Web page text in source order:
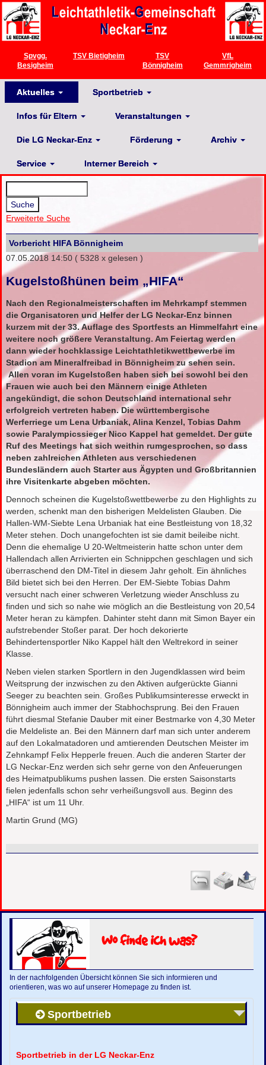
Spvgg.
Besigheim
TSV Bietigheim
TSV
Bönnigheim
VfL
Gemmrigheim
Aktuelles Sportbetrieb
Infos für Eltern Veranstaltungen
Die LG Neckar-Enz Förderung Archiv
Service Interner Bereich
Erweiterte Suche
Vorbericht HIFA Bönnigheim
07.05.2018 14:50 ( 5328 x gelesen )
Kugelstoßhünen beim „HIFA“
Nach den Regionalmeisterschaften im Mehrkampf stemmen
die Organisatoren und Helfer der LG Neckar-Enz binnen
kurzem mit der 33. Auflage des Sportfests an Himmelfahrt eine
weitere noch größere Veranstaltung. Am Feiertag werden
dann wieder hochklassige Leichtathletikwettbewerbe im
Stadion am Mineralfreibad in Bönnigheim zu sehen sein.
Allen voran im Kugelstoßen haben sich bei sowohl bei den
Frauen wie auch bei den Männern einige Athleten
angekündigt, die schon Deutschland international sehr
erfolgreich vertreten haben. Die württembergische
Werferriege um Lena Urbaniak, Alina Kenzel, Tobias Dahm
sowie Paralympicssieger Nico Kappel hat gemeldet. Der gute
Ruf des Meetings hat sich weithin rumgesprochen, so dass
neben zahlreichen Athleten aus verschiedenen
Bundesländern auch Starter aus Ägypten und Großbritannien
ihre Visitenkarte abgeben möchten.
Dennoch scheinen die Kugelstoßwettbewerbe zu den Highlights zu
werden, schenkt man den bisherigen Meldelisten Glauben. Die
Hallen-WM-Siebte Lena Urbaniak hat eine Bestleistung von 18,32
Meter stehen. Doch unangefochten ist sie damit beileibe nicht.
Denn die ehemalige U 20-Weltmeisterin hatte schon unter dem
Hallendach allen Arrivierten ein Schnippchen geschlagen und sich
überraschend den DM-Titel in diesem Jahr geholt. Ein ähnliches
Bild bietet sich bei den Herren. Der EM-Siebte Tobias Dahm
versucht nach einer schweren Verletzung wieder Anschluss zu
finden und sich so nahe wie möglich an die Bestleistung von 20,54
Meter heran zu kämpfen. Dahinter steht dann mit Simon Bayer ein
aufstrebender Stoßer parat. Der hoch dekorierte
Behindertensportler Niko Kappel hält den Weltrekord in seiner
Klasse.
Neben vielen starken Sportlern in den Jugendklassen wird beim
Weitsprung der inzwischen zu den Aktiven aufgerückte Gianni
Seeger zu beachten sein. Großes Publikumsinteresse erweckt in
Bönnigheim auch immer der Stabhochsprung. Bei den Frauen
führt diesmal Stefanie Dauber mit einer Bestmarke von 4,30 Meter
die Meldeliste an. Bei den Männern darf man sich unter anderem
auf den Lokalmatadoren und amtierenden Deutschen Meister im
Zehnkampf Felix Hepperle freuen. Auch die anderen Starter der
LG Neckar-Enz werden sich sehr gerne von den Anfeuerungen
des Heimatpublikums pushen lassen. Die ersten Saisonstarts
fielen jedenfalls schon sehr verheißungsvoll aus. Beginn des
„HIFA“ ist um 11 Uhr.
Martin Grund (MG)
Wo finde ich was?
In der nachfolgenden Übersicht können Sie sich informieren und
orientieren, was wo auf unserer Homepage zu finden ist.
Sportbetrieb
Sportbetrieb in der LG Neckar-Enz